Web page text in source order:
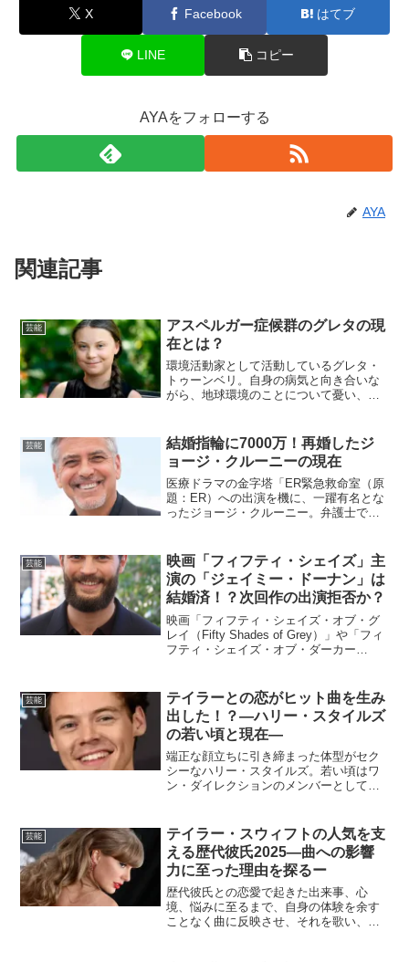
X Facebook はてブ
LINE コピー
AYAをフォローする
AYA
関連記事
芸能
アスペルガー症候群のグレタの現
在とは？
環境活動家として活動しているグレタ・
トゥーンベリ。自身の病気と向き合いな
がら、地球環境のことについて憂い、精
的で顔つきが怖い」というイメージがあ
りますが、実際のところど...
芸能
結婚指輪に7000万！再婚したジ
ョージ・クルーニーの現在
医療ドラマの金字塔「ER緊急救命室（原
題：ER）への出演を機に、一躍有名とな
ったジョージ・クルーニー。弁護士であ
を賑わせてくれましたね。そんな彼も60
歳を超え、ロマンス...
芸能
映画「フィフティ・シェイズ」主
演の「ジェイミー・ドーナン」は
結婚済！？次回作の出演拒否か？
映画「フィフティ・シェイズ・オブ・グ
レイ（Fifty Shades of Grey）」や「フィ
フティ・シェイズ・オブ・ダーカー
主演を務める「ジェ...
芸能
テイラーとの恋がヒット曲を生み
出した！？―ハリー・スタイルズ
の若い頃と現在―
端正な顔立ちに引き締まった体型がセク
シーなハリー・スタイルズ。若い頃はワ
ン・ダイレクションのメンバーとして活
女テイラー・スウィフトが、二人の恋愛
を歌にしてヒット曲を生み...
芸能
テイラー・スウィフトの人気を支
える歴代彼氏2025―曲への影響
力に至った理由を探るー
歴代彼氏との恋愛で起きた出来事、心
境、悩みに至るまで、自身の体験を余す
ことなく曲に反映させ、それを歌い、金